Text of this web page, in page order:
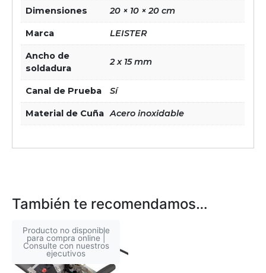
Dimensiones 20 × 10 × 20 cm
Marca LEISTER
Ancho de
soldadura
2 x 15 mm
Canal de Prueba Sí
Material de Cuña Acero inoxidable
También te recomendamos…
Producto no disponible
para compra online |
Consulte con nuestros
ejecutivos